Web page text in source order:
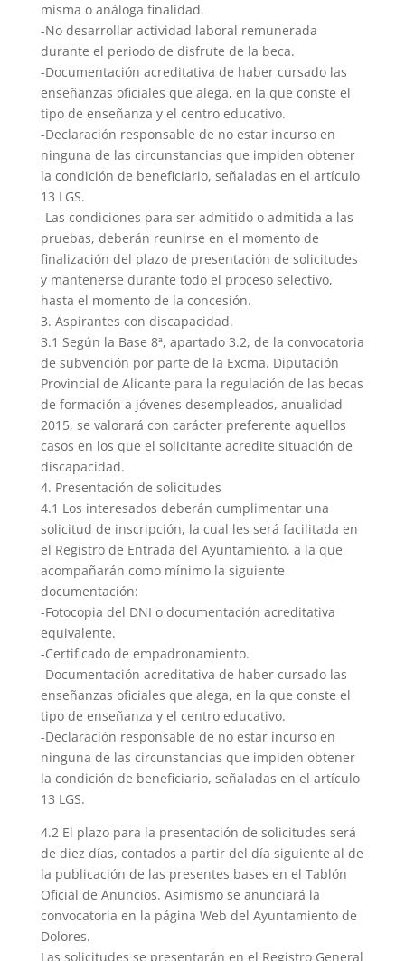
misma o análoga finalidad.
-No desarrollar actividad laboral remunerada
durante el periodo de disfrute de la beca.
-Documentación acreditativa de haber cursado las
enseñanzas oficiales que alega, en la que conste el
tipo de enseñanza y el centro educativo.
-Declaración responsable de no estar incurso en
ninguna de las circunstancias que impiden obtener
la condición de beneficiario, señaladas en el artículo
13 LGS.
-Las condiciones para ser admitido o admitida a las
pruebas, deberán reunirse en el momento de
finalización del plazo de presentación de solicitudes
y mantenerse durante todo el proceso selectivo,
hasta el momento de la concesión.
3. Aspirantes con discapacidad.
3.1 Según la Base 8ª, apartado 3.2, de la convocatoria
de subvención por parte de la Excma. Diputación
Provincial de Alicante para la regulación de las becas
de formación a jóvenes desempleados, anualidad
2015, se valorará con carácter preferente aquellos
casos en los que el solicitante acredite situación de
discapacidad.
4. Presentación de solicitudes
4.1 Los interesados deberán cumplimentar una
solicitud de inscripción, la cual les será facilitada en
el Registro de Entrada del Ayuntamiento, a la que
acompañarán como mínimo la siguiente
documentación:
-Fotocopia del DNI o documentación acreditativa
equivalente.
-Certificado de empadronamiento.
-Documentación acreditativa de haber cursado las
enseñanzas oficiales que alega, en la que conste el
tipo de enseñanza y el centro educativo.
-Declaración responsable de no estar incurso en
ninguna de las circunstancias que impiden obtener
la condición de beneficiario, señaladas en el artículo
13 LGS.
4.2 El plazo para la presentación de solicitudes será
de diez días, contados a partir del día siguiente al de
la publicación de las presentes bases en el Tablón
Oficial de Anuncios. Asimismo se anunciará la
convocatoria en la página Web del Ayuntamiento de
Dolores.
Las solicitudes se presentarán en el Registro General